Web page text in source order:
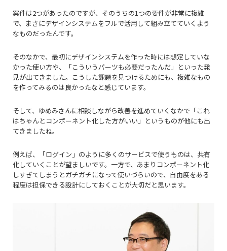
案件は2つがあったのですが、そのうちの1つの要件が非常に複雑
で、まさにデザインシステムをフルで活用して組み立てていくよう
なものだったんです。
そのなかで、最初にデザインシステムを作った時には想定していな
かった使い方や、「こういうパーツも必要だったんだ」といった発
見が出てきました。こうした課題を見つけるためにも、複雑なもの
を作ってみるのは良かったなと感じています。
そして、ゆめみさんに相談しながら改善を進めていくなかで「これ
はちゃんとコンポーネント化した方がいい」というものが他にも出
てきましたね。
例えば、「ログイン」のように多くのサービスで使うものは、共有
化していくことが望ましいです。一方で、あまりコンポーネント化
しすぎてしまうとガチガチになって使いづらいので、自由度をある
程度は担保できる設計にしておくことが大切だと思います。